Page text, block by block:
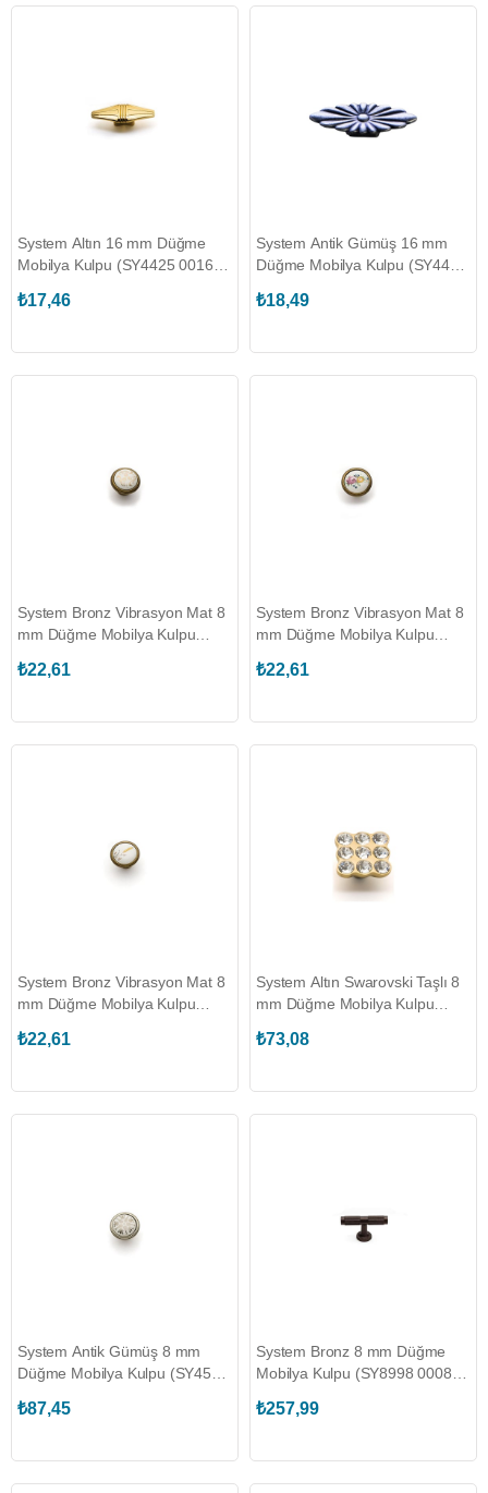
System Altın 16 mm Düğme
Mobilya Kulpu (SY4425 0016
₺17,46
System Antik Gümüş 16 mm
Düğme Mobilya Kulpu (SY4445
₺18,49
System Bronz Vibrasyon Mat 8
mm Düğme Mobilya Kulpu
P11070601)
₺22,61
System Bronz Vibrasyon Mat 8
mm Düğme Mobilya Kulpu
P11070800)
₺22,61
System Bronz Vibrasyon Mat 8
mm Düğme Mobilya Kulpu
P11071000)
₺22,61
System Altın Swarovski Taşlı 8
mm Düğme Mobilya Kulpu
₺73,08
System Antik Gümüş 8 mm
Düğme Mobilya Kulpu (SY4535
₺87,45
System Bronz 8 mm Düğme
Mobilya Kulpu (SY8998 0008
₺257,99